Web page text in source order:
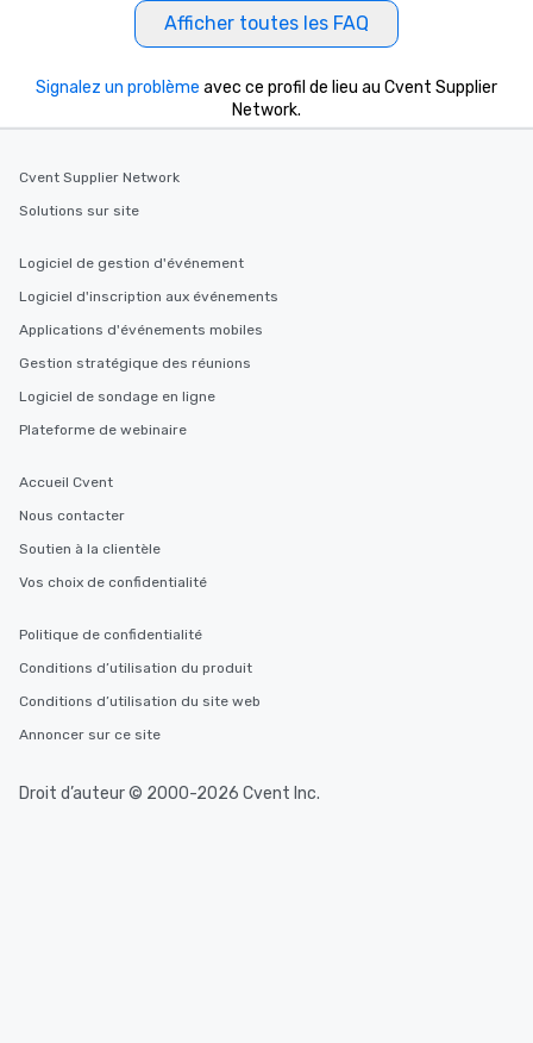
Afficher toutes les FAQ
Signalez un problème avec ce profil de lieu au Cvent Supplier
Network.
Cvent Supplier Network
Solutions sur site
Logiciel de gestion d'événement
Logiciel d'inscription aux événements
Applications d'événements mobiles
Gestion stratégique des réunions
Logiciel de sondage en ligne
Plateforme de webinaire
Accueil Cvent
Nous contacter
Soutien à la clientèle
Vos choix de confidentialité
Politique de confidentialité
Conditions d’utilisation du produit
Conditions d’utilisation du site web
Annoncer sur ce site
Droit d’auteur © 2000-2026 Cvent Inc.